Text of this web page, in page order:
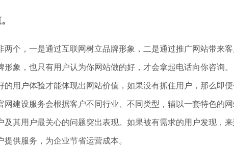
两个，一是通过互联网树立品牌形象，二是通过推广网站带来
象，也只有用户认为你网站做的好，才会拿起电话向你咨询。
的用户体验才能体现出网站价值，如果没有抓住用户，那么即
网建设服务会根据客户不同行业、不同类型，辅以一套特色的
及其用户最关心的问题突出表现。如果被有需求的用户发现，
供服务，为企业节省运营成本。